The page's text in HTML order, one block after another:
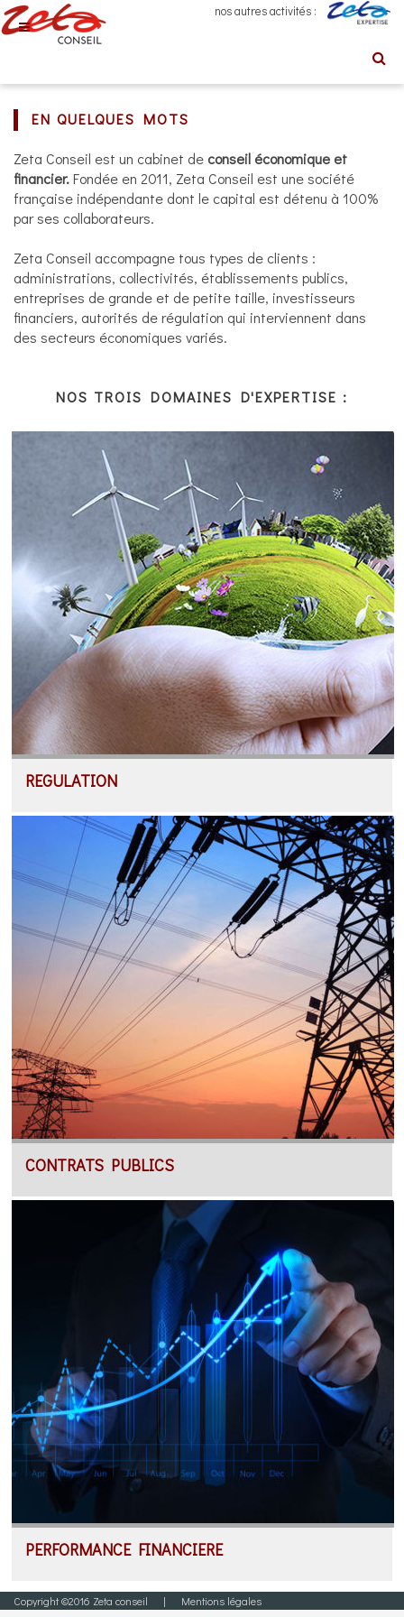
nos autres activités :
EN QUELQUES MOTS
Zeta Conseil est un cabinet de conseil économique et
financier.Fondée en 2011, Zeta Conseil est une société
française indépendante dont le capital est détenu à 100%
par ses collaborateurs.
Zeta Conseil accompagne tous types de clients :
administrations, collectivités, établissements publics,
entreprises de grande et de petite taille, investisseurs
financiers, autorités de régulation qui interviennent dans
des secteurs économiques variés.
NOS TROIS DOMAINES D'EXPERTISE :
REGULATION
CONTRATS PUBLICS
PERFORMANCE FINANCIERE
Copyright ©2016 Zeta conseil | Mentions légales